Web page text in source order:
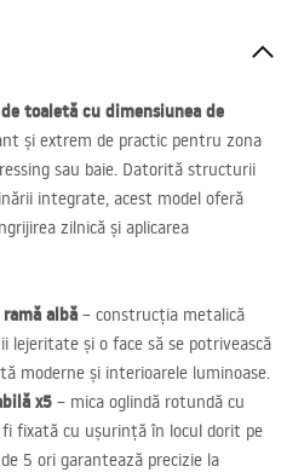
toaletă cu dimensiunea de
și extrem de practic pentru zona
sau baie. Datorită structurii
integrate, acest model oferă
zilnică și aplicarea
albă – construcția metalică
lejeritate și o face să se potrivească
moderne și interioarele luminoase.
x5 – mica oglindă rotundă cu
fixată cu ușurință în locul dorit pe
5 ori garantează precizie la